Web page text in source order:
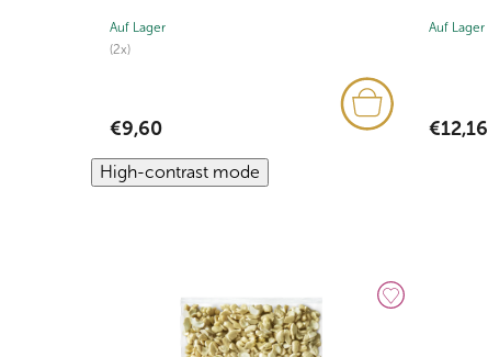
(2x)
Auf Lager
€9,60
Auf Lager
€12,16
High-contrast mode